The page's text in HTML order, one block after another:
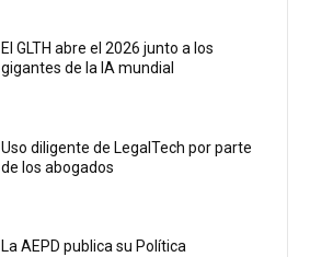
El GLTH abre el 2026 junto a los
gigantes de la IA mundial
Uso diligente de LegalTech por parte
de los abogados
La AEPD publica su Política